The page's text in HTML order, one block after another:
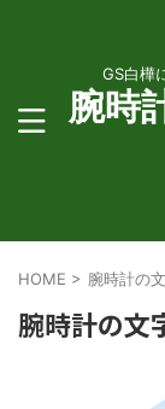
GS白樺
腕時
HOME > 腕時計の
腕時計の文